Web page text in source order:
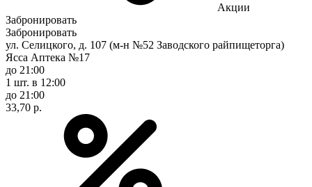
Акции
Забронировать
Забронировать
ул. Селицкого, д. 107 (м-н №52 Заводского райпищеторга)
Ясса Аптека №17
до 21:00
1 шт. в 12:00
до 21:00
33,70 р.